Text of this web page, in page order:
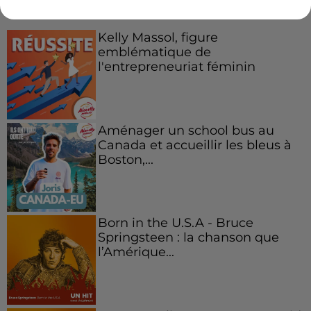
Kelly Massol, figure
emblématique de
l'entrepreneuriat féminin
Aménager un school bus au
Canada et accueillir les bleus à
Boston,...
Born in the U.S.A - Bruce
Springsteen : la chanson que
l’Amérique...